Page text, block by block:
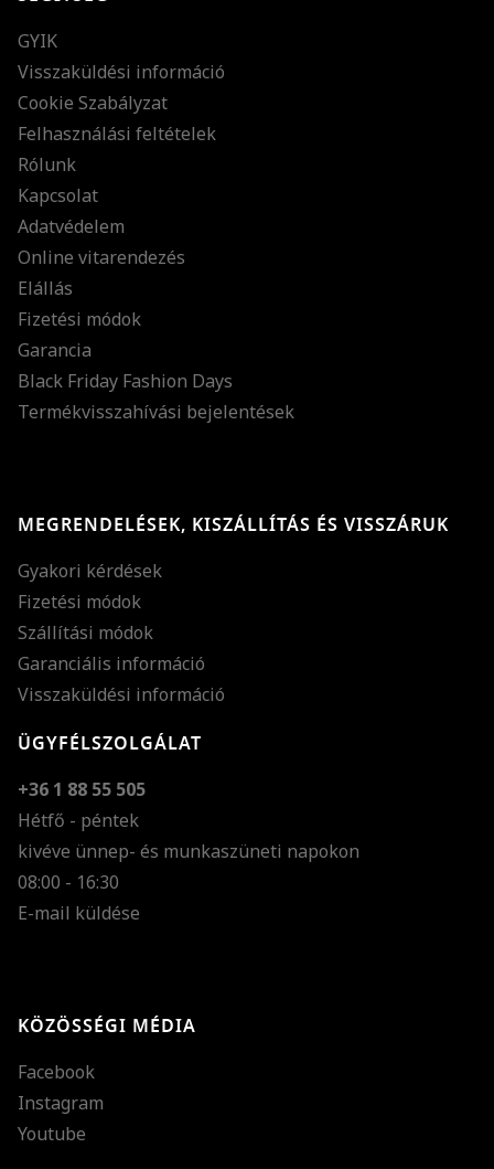
GYIK
Visszaküldési információ
Cookie Szabályzat
Felhasználási feltételek
Rólunk
Kapcsolat
Adatvédelem
Online vitarendezés
Elállás
Fizetési módok
Garancia
Black Friday Fashion Days
Termékvisszahívási bejelentések
MEGRENDELÉSEK, KISZÁLLÍTÁS ÉS VISSZÁRUK
Gyakori kérdések
Fizetési módok
Szállítási módok
Garanciális információ
Visszaküldési információ
ÜGYFÉLSZOLGÁLAT
+36 1 88 55 505
Hétfő - péntek
kivéve ünnep- és munkaszüneti napokon
08:00 - 16:30
E-mail küldése
KÖZÖSSÉGI MÉDIA
Facebook
Instagram
Youtube